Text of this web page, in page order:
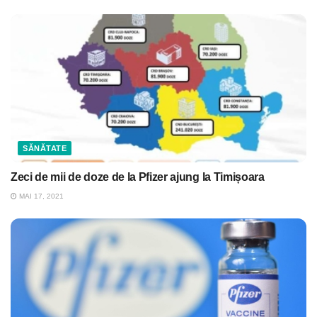
SĂNĂTATE
Zeci de mii de doze de la Pfizer ajung la Timișoara
MAI 17, 2021